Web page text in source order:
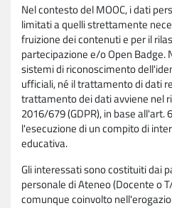
Nel contesto del MOOC, i dati
limitati a quelli strettamente
fruizione dei contenuti e per il
partecipazione e/o Open Badge.
sistemi di riconoscimento
ufficiali, né il trattamento di dati
trattamento dei dati avviene nel
2016/679 (GDPR), in base all'art.
l'esecuzione di un compito di
educativa.
Gli interessati sono costituiti dai
personale di Ateneo (Docente o
comunque coinvolto